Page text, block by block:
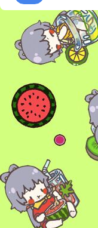
您没有权限
限。
忘记密码？ 找回